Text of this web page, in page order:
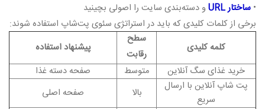
• ساختار URL
و دسته‌بندی سایت را اصولی بچینید
برخی از کلمات کلیدی که باید در استراتژی سئوی پت‌شاپ استفاده شوند:
کلمه کلیدی
سطح
رقابت
پیشنهاد استفاده
خرید غذای سگ آنلاین
متوسط
صفحه دسته غذا
پت شاپ آنلاین با ارسال
سریع
بالا
صفحه اصلی